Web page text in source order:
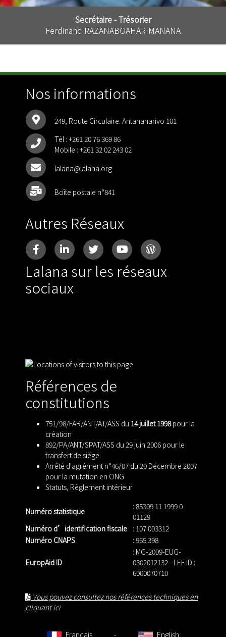
Secrétaire - Trésorier
Ferdinand RAZANABOAHARIMANANA
Nos informations
249, Route Circulaire. Antananarivo 101
Tél : +261 20 76 369 86
Mobile : +261 32 02 243 02
lalana@lalana.org
Boîte postale n°841
Autres Réseaux
Lalana sur les réseaux
sociaux
Références de
constitutions
751/98/FAR/ANT/AT/ASS du 14 juillet 1998pour la
création
892/PA/ANT/SPAT/ASS du 29 juin 2006 pour le
transfert de siège
Arrêté d'agrément n°46/07 du 20 Décembre 2007
pour la mutation en ONG
Statuts Règlement intérieur
Numéro statistique
: 85309 11 1999 0
01129
Numéro d’identification fiscale : 107 003312
Numéro CNAPS
: 965 398
EuropAid ID
: MG-2009-EUG-
0302012132 - LEF ID :
6000070710
Vous pouvez consultez nos références techniques en
cliquant ici
Français - English